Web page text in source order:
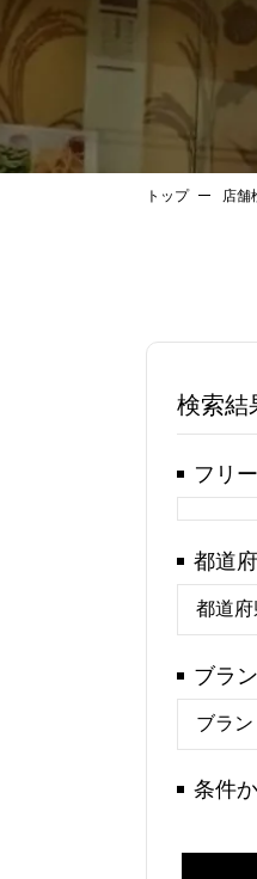
トップ 店舗
検索結
フリ
都道
ブラ
条件